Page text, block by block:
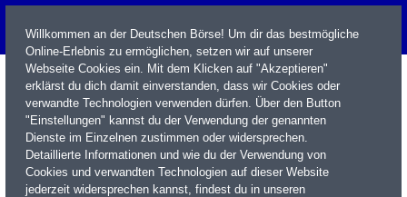
Name / WKN / ISIN / Kürzel
Willkommen an der Deutschen Börse! Um dir das bestmögliche
Online-Erlebnis zu ermöglichen, setzen wir auf unserer
Webseite Cookies ein. Mit dem Klicken auf "Akzeptieren"
erklärst du dich damit einverstanden, dass wir Cookies oder
verwandte Technologien verwenden dürfen. Über den Button
"Einstellungen" kannst du der Verwendung der genannten
Dienste im Einzelnen zustimmen oder widersprechen.
Detaillierte Informationen und wie du der Verwendung von
Cookies und verwandten Technologien auf dieser Website
jederzeit widersprechen kannst, findest du in unseren